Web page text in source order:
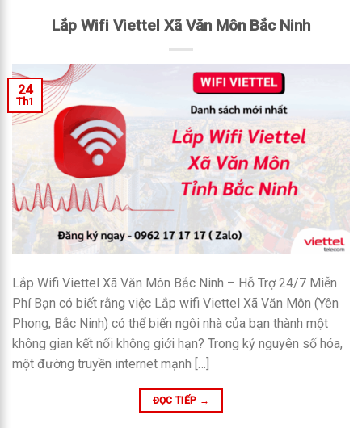
Lắp Wifi Viettel Xã Văn Môn Bắc Ninh
24
Th1
Lắp Wifi Viettel Xã Văn Môn Bắc Ninh – Hỗ Trợ 24/7 Miễn
Phí Bạn có biết rằng việc Lắp wifi Viettel Xã Văn Môn (Yên
Phong, Bắc Ninh) có thể biến ngôi nhà của bạn thành một
không gian kết nối không giới hạn? Trong kỷ nguyên số hóa,
một đường truyền internet mạnh […]
ĐỌC TIẾP →